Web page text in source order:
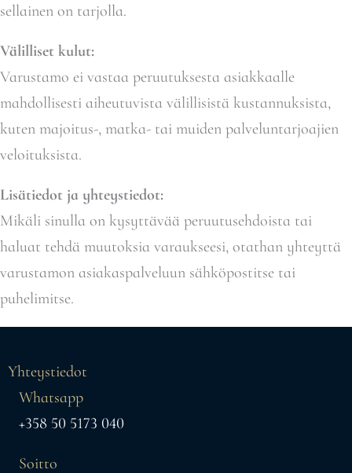
sellainen on tarjolla.
Välilliset kulut:
Varustamo ei vastaa peruutuksesta asiakkaalle
mahdollisesti aiheutuvista välillisistä kustannuksista,
kuten majoitus-, matka- tai muiden palveluntarjoajien
veloituksista.
Lisätiedot ja yhteystiedot:
Mikäli sinulla on kysyttävää peruutusehdoista tai
haluat tehdä muutoksia varaukseesi, otathan yhteyttä
varustamon asiakaspalveluun sähköpostitse tai
puhelimitse.
Yhteystiedot
Soitto
Whatsapp
+358 50 5173 040